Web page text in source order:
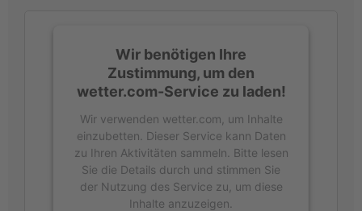
Wir benötigen Ihre
Zustimmung, um den
wetter.com-Service zu laden!
Wir verwenden wetter.com, um Inhalte
einzubetten. Dieser Service kann Daten
zu Ihren Aktivitäten sammeln. Bitte lesen
Sie die Details durch und stimmen Sie
der Nutzung des Service zu, um diese
Inhalte anzuzeigen.